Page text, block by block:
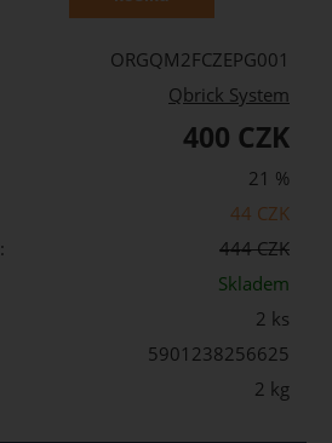
ORGQM2FCZEPG001
Qbrick System
400 CZK
21 %
44 CZK
444 CZK
Skladem
2 ks
5901238256625
2 kg